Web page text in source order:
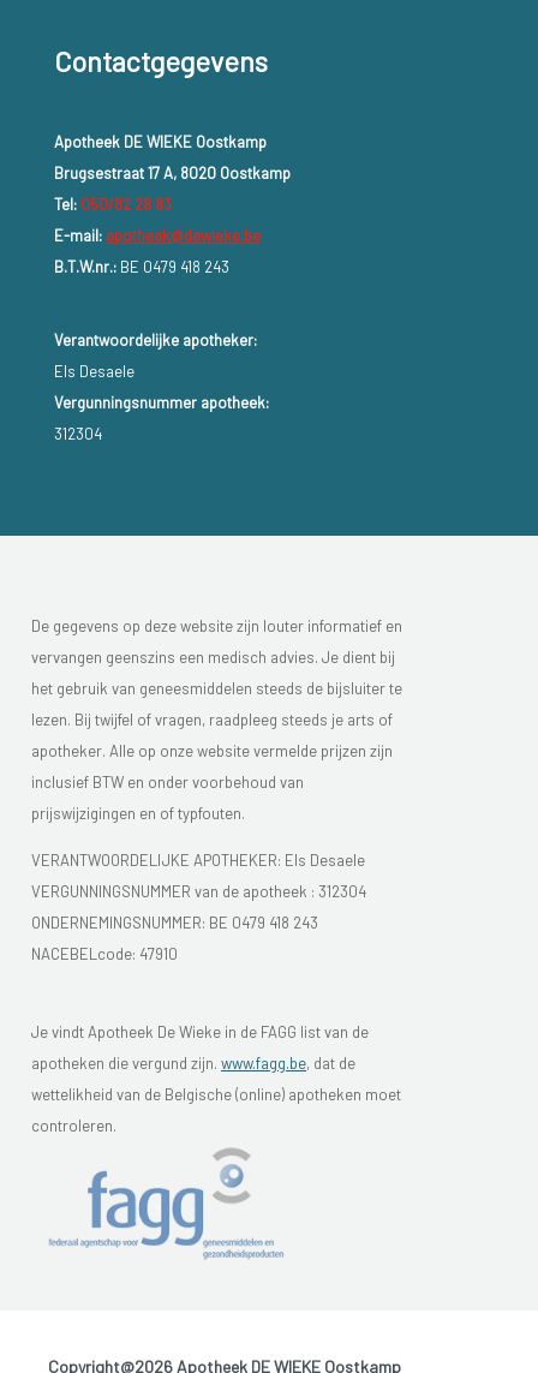
Contactgegevens
Apotheek DE WIEKE Oostkamp
Brugsestraat 17 A, 8020 Oostkamp
Tel: 050/82 28 83
E-mail: apotheek@dewieke.be
B.T.W.nr.:BE 0479 418 243
Verantwoordelijke apotheker:
Els Desaele
Vergunningsnummer apotheek:
312304
De gegevens op deze website zijn louter informatief en
vervangen geenszins een medisch advies. Je dient bij
het gebruik van geneesmiddelen steeds de bijsluiter te
lezen. Bij twijfel of vragen, raadpleeg steeds je arts of
apotheker. Alle op onze website vermelde prijzen zijn
inclusief BTW en onder voorbehoud van
prijswijzigingen en of typfouten.
VERANTWOORDELIJKE APOTHEKER: Els Desaele
VERGUNNINGSNUMMER van de apotheek : 312304
ONDERNEMINGSNUMMER: BE 0479 418 243
NACEBELcode: 47910
Je vindt Apotheek De Wieke in de FAGG list van de
apotheken die vergund zijn. www.fagg.be, dat de
wettelikheid van de Belgische (online) apotheken moet
controleren.
Copyright@2026 Apotheek DE WIEKE Oostkamp